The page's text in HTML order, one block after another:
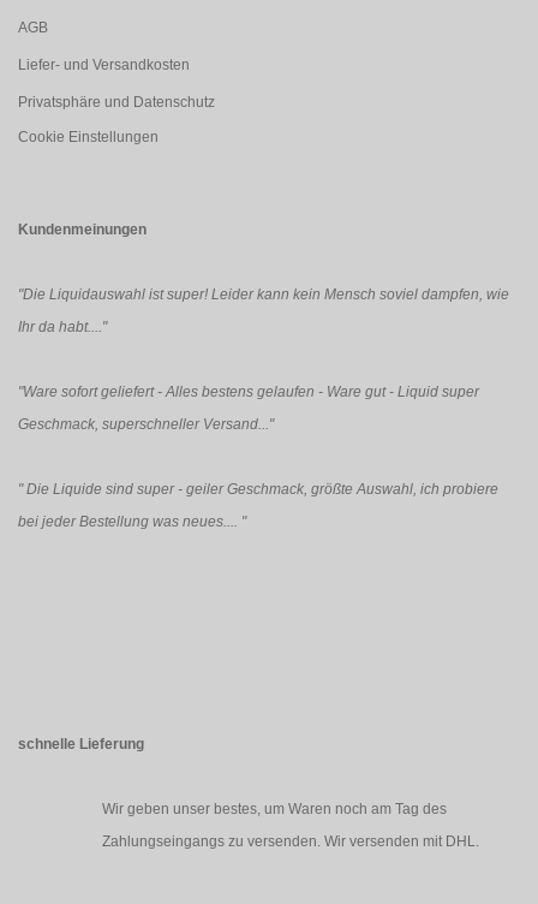
AGB
Liefer- und Versandkosten
Privatsphäre und Datenschutz
Cookie Einstellungen
Kundenmeinungen
"Die Liquidauswahl ist super! Leider kann kein Mensch soviel dampfen, wie
Ihr da habt...."
"Ware sofort geliefert - Alles bestens gelaufen - Ware gut - Liquid super
Geschmack, superschneller Versand..."
"Die Liquide sind super - geiler Geschmack, größte Auswahl, ich probiere
bei jeder Bestellung was neues.... "
schnelle Lieferung
Wir geben unser bestes, um Waren noch am Tag des
Zahlungseingangs zu versenden. Wir versenden mit DHL.